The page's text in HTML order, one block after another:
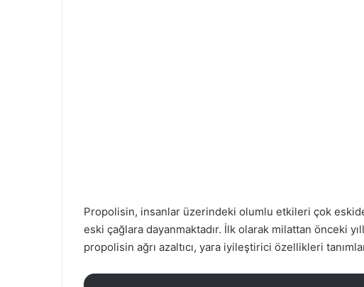
Propolisin, insanlar üzerindeki olumlu etkileri çok
eski çağlara dayanmaktadır. İlk olarak milattan önceki
propolisin ağrı azaltıcı, yara iyileştirici özellikleri